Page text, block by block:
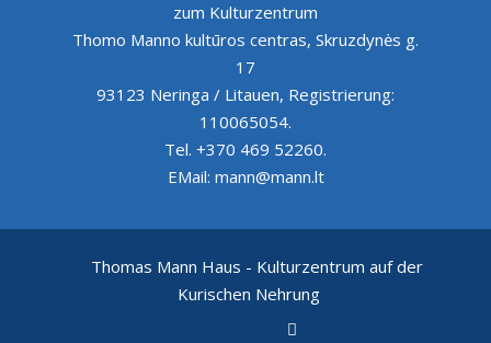
zum Kulturzentrum
Thomo Manno kultūros centras, Skruzdynės g.
17
93123 Neringa / Litauen, Registrierung:
110065054.
Tel. +370 469 52260.
EMail: mann@mann.lt
Thomas Mann Haus - Kulturzentrum auf der
Kurischen Nehrung